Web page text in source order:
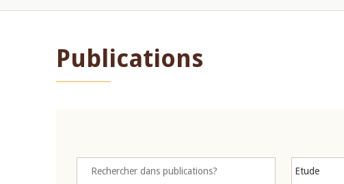
Publications